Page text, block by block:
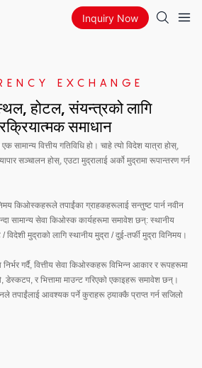
Inquiry Now
EXCHANGE
होटल, संयन्त्रको लागि
समाधान
सामान्य वित्तीय गतिविधि हो। चाहे त्यो विदेश यात्रा होस्,
सञ्चालन होस्, एउटा मुद्रालाई अर्को मुद्रामा रूपान्तरण गर्न
किओस्कहरूले तपाईंका ग्राहकहरूलाई सन्तुष्ट पार्न नवीन
सामान्य सेवा किओस्क कार्यहरूमा समावेश छन्: स्थानीय
विदेशी मुद्राको लागि स्थानीय मुद्रा / दुई-तर्फी मुद्रा विनिमय।
निर्भर गर्दै, वित्तीय सेवा किओस्कहरू विभिन्न आकार र रूपहरूमा
र भित्तामा माउन्ट गरिएको एकाइहरू समावेश छन्।
आवश्यक पर्ने कुराहरू ठ्याक्कै प्राप्त गर्न सजिलो